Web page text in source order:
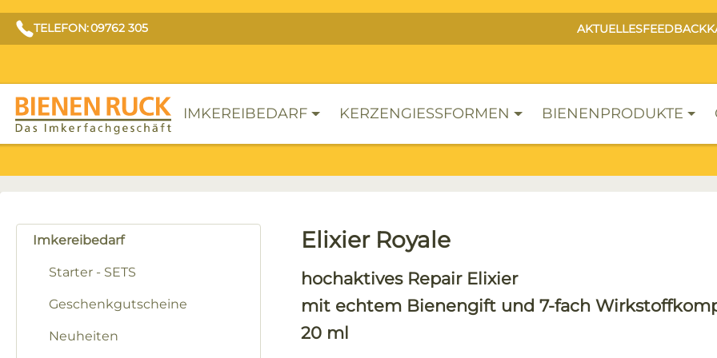
TELEFON: 09762 305 AKTUELLESFEEDBACK
IMKEREIBEDARF KERZENGIESSFORMEN BIENENPRODUKTE
Imkereibedarf
Starter - SETS
Geschenkgutscheine
Neuheiten
Elixier Royale
hochaktives Repair Elixier
mit echtem Bienengift und 7-fach
20 ml